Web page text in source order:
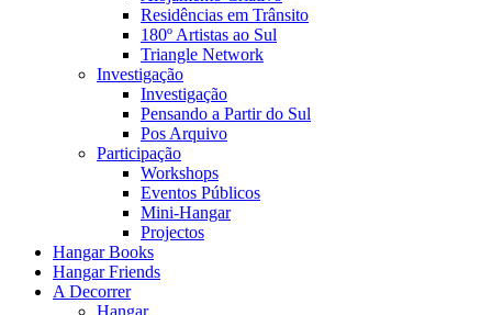
Residências em Trânsito
180º Artistas ao Sul
Triangle Network
Investigação
Investigação
Pensando a Partir do Sul
Pos Arquivo
Participação
Workshops
Eventos Públicos
Mini-Hangar
Projectos
Hangar Books
Hangar Friends
A Decorrer
Hangar